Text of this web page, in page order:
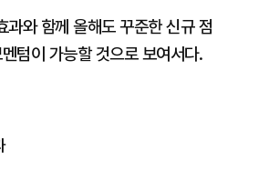
와 함께 올해도 꾸준한 신규 점
텀이 가능할 것으로 보여서다.